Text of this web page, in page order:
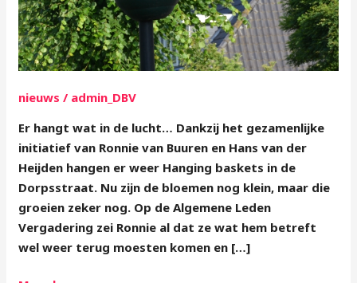
nieuws / admin_DBV
Er hangt wat in de lucht… Dankzij het gezamenlijke
initiatief van Ronnie van Buuren en Hans van der
Heijden hangen er weer Hanging baskets in de
Dorpsstraat. Nu zijn de bloemen nog klein, maar die
groeien zeker nog. Op de Algemene Leden
Vergadering zei Ronnie al dat ze wat hem betreft
wel weer terug moesten komen en […]
lucht…